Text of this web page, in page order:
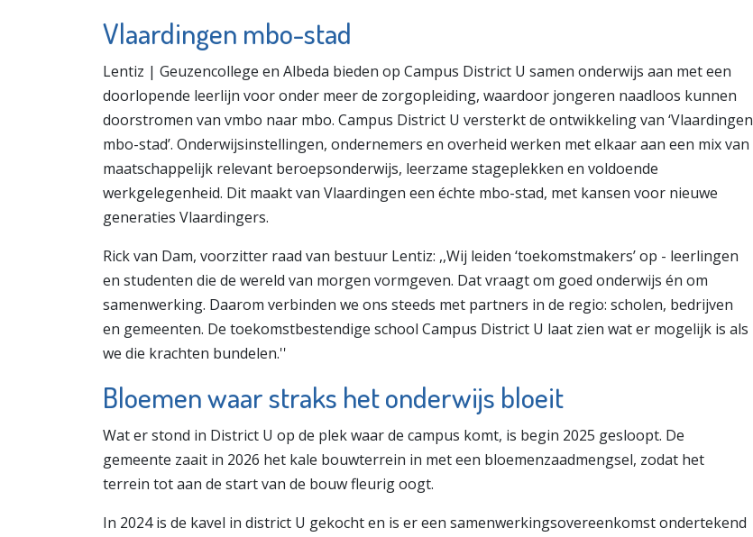
Vlaardingen mbo-stad
Lentiz | Geuzencollege en Albeda bieden op Campus District U samen onderwijs aan met een
doorlopende leerlijn voor onder meer de zorgopleiding, waardoor jongeren naadloos kunnen
doorstromen van vmbo naar mbo. Campus District U versterkt de ontwikkeling van ‘Vlaardingen
mbo-stad’. Onderwijsinstellingen, ondernemers en overheid werken met elkaar aan een mix van
maatschappelijk relevant beroepsonderwijs, leerzame stageplekken en voldoende
werkgelegenheid. Dit maakt van Vlaardingen een échte mbo-stad, met kansen voor nieuwe
generaties Vlaardingers.
Rick van Dam, voorzitter raad van bestuur Lentiz: ,,Wij leiden ‘toekomstmakers’ op - leerlingen
en studenten die de wereld van morgen vormgeven. Dat vraagt om goed onderwijs én om
samenwerking. Daarom verbinden we ons steeds met partners in de regio: scholen, bedrijven
en gemeenten. De toekomstbestendige school Campus District U laat zien wat er mogelijk is als
we die krachten bundelen.''
Bloemen waar straks het onderwijs bloeit
Wat er stond in District U op de plek waar de campus komt, is begin 2025 gesloopt. De
gemeente zaait in 2026 het kale bouwterrein in met een bloemenzaadmengsel, zodat het
terrein tot aan de start van de bouw fleurig oogt.
In 2024 is de kavel in district U gekocht en is er een samenwerkingsovereenkomst ondertekend